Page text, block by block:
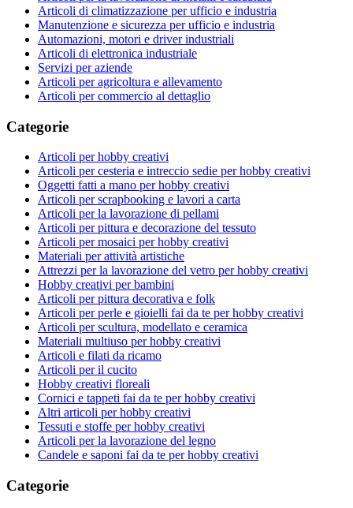
Articoli di climatizzazione per ufficio e industria
Manutenzione e sicurezza per ufficio e industria
Automazioni, motori e driver industriali
Articoli di elettronica industriale
Servizi per aziende
Articoli per agricoltura e allevamento
Articoli per commercio al dettaglio
Categorie
Articoli per hobby creativi
Articoli per cesteria e intreccio sedie per hobby creativi
Oggetti fatti a mano per hobby creativi
Articoli per scrapbooking e lavori a carta
Articoli per la lavorazione di pellami
Articoli per pittura e decorazione del tessuto
Articoli per mosaici per hobby creativi
Materiali per attività artistiche
Attrezzi per la lavorazione del vetro per hobby creativi
Hobby creativi per bambini
Articoli per pittura decorativa e folk
Articoli per perle e gioielli fai da te per hobby creativi
Articoli per scultura, modellato e ceramica
Materiali multiuso per hobby creativi
Articoli e filati da ricamo
Articoli per il cucito
Hobby creativi floreali
Cornici e tappeti fai da te per hobby creativi
Altri articoli per hobby creativi
Tessuti e stoffe per hobby creativi
Articoli per la lavorazione del legno
Candele e saponi fai da te per hobby creativi
Categorie